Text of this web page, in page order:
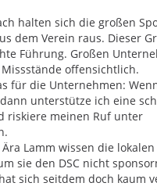
halten sich die großen
dem Verein raus. Dieser
Führung. Großen
offensichtlich.
für die Unternehmen:
unterstütze ich eine
riskiere meinen Ruf unter
Lamm wissen die lokalen
sie den DSC nicht
sich seitdem doch kaum